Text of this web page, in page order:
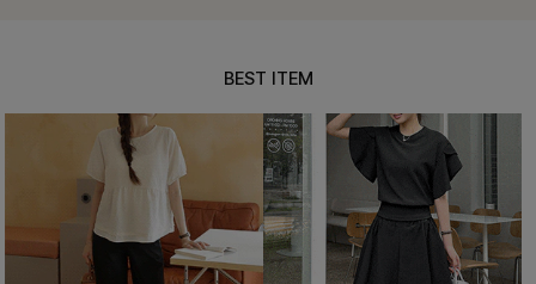
BEST ITEM